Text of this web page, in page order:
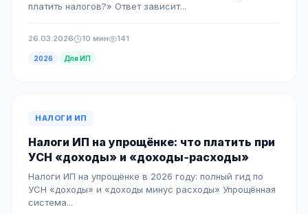
платить налогов?» Ответ зависит...
26.03.2026 10 мин 141
2026 Для ИП
НАЛОГИ ИП
Налоги ИП на упрощёнке: что платить при
УСН «доходы» и «доходы‑расходы»
Налоги ИП на упрощёнке в 2026 году: полный гид по
УСН «доходы» и «доходы минус расходы» Упрощённая
система...